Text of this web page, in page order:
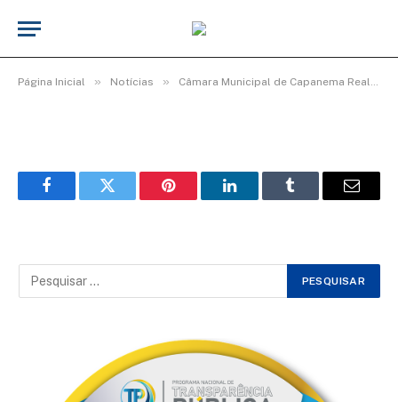
Página Inicial » Notícias » Câmara Municipal de Capanema Realiza Homenagem Especial ao Dia Internacional da Mulher
WhatsApp Image 2026-03-06 at 16.00.33
FacebookTwitter Pinterest LinkedInTumblr Email